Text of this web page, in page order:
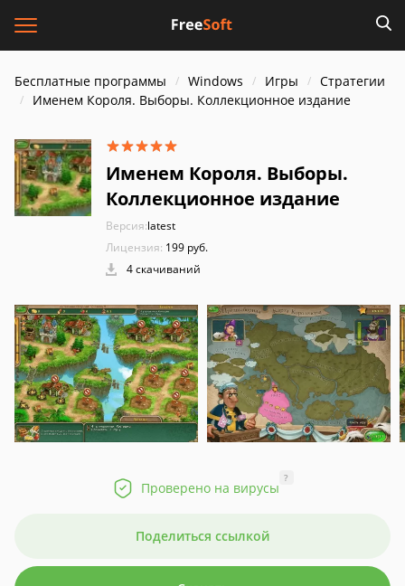
Бесплатные программы Windows Игры
Стратегии
Именем Короля. Выборы. Коллекционное издание
Именем Короля. Выборы.
Коллекционное издание
Версия:latest
Лицензия: 199 руб.
4 скачиваний
Проверено на вирусы
?
Поделиться ссылкой